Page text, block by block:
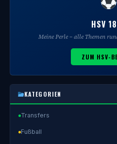
HSV
Meine Perle – alle Themen
ZUM HSV-
KATEGORIEN
Transfers
Fußball